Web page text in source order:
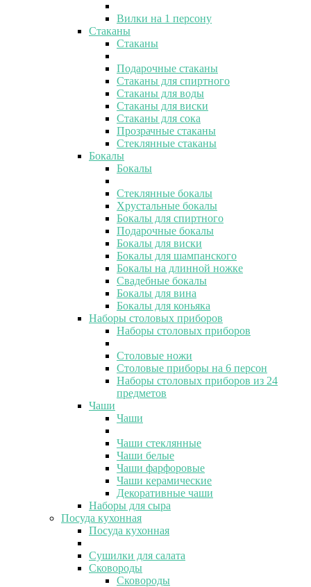
Вилки на 1 персону
Стаканы
Стаканы
Подарочные стаканы
Стаканы для спиртного
Стаканы для воды
Стаканы для виски
Стаканы для сока
Прозрачные стаканы
Стеклянные стаканы
Бокалы
Бокалы
Стеклянные бокалы
Хрустальные бокалы
Бокалы для спиртного
Подарочные бокалы
Бокалы для виски
Бокалы для шампанского
Бокалы на длинной ножке
Свадебные бокалы
Бокалы для вина
Бокалы для коньяка
Наборы столовых приборов
Наборы столовых приборов
Столовые ножи
Столовые приборы на 6 персон
Наборы столовых приборов из 24
предметов
Чаши
Чаши
Чаши стеклянные
Чаши белые
Чаши фарфоровые
Чаши керамические
Декоративные чаши
Наборы для сыра
Посуда кухонная
Посуда кухонная
Сушилки для салата
Сковороды
Сковороды